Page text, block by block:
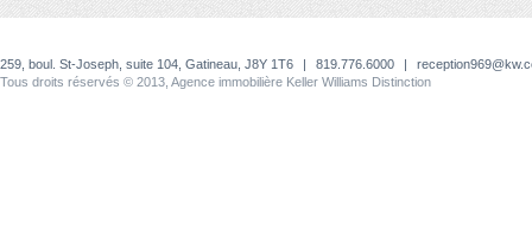
259, boul. St-Joseph, suite 104, Gatineau, J8Y 1T6 | 819.776.6000 |
Tous droits réservés © 2013, Agence immobilière Keller Williams Distinction